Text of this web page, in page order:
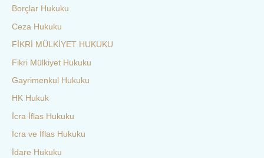
Borçlar Hukuku
Ceza Hukuku
FİKRİ MÜLKİYET HUKUKU
Fikri Mülkiyet Hukuku
Gayrimenkul Hukuku
HK Hukuk
İcra İflas Hukuku
İcra ve İflas Hukuku
İdare Hukuku